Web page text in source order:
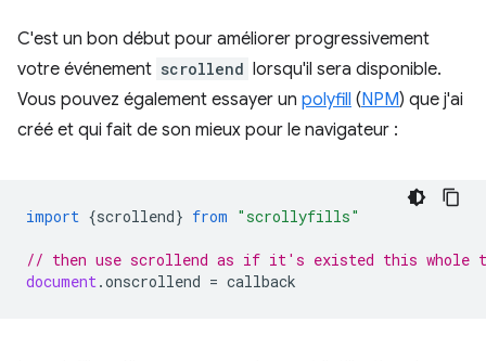
C'est un bon début pour améliorer progressivement
votre événement scrollend lorsqu'il sera disponible.
Vous pouvez également essayer un polyfill (NPM) que j'ai
créé et qui fait de son mieux pour le navigateur :
import {scrollend} from "scrollyfills"
// then use scrollend as if it's existed this whole
document.onscrollend = callback